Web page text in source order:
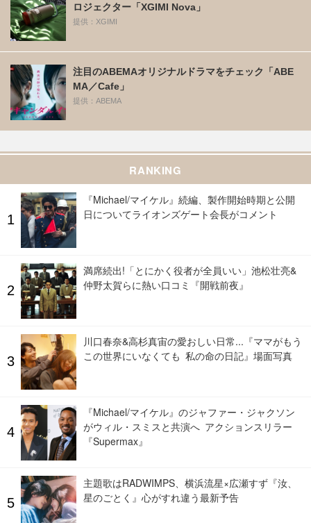
ロジェクター「XGIMI Nova」
提供：XGIMI
注目のABEMAオリジナルドラマをチェック「ABE
MA／Cafe」
提供：ABEMA
RANKING
『Michael/マイケル』続編、製作開始時期と公開
日についてライオンズゲート会長がコメント
満席続出!「とにかく役者が全員いい」池松壮亮&
仲野太賀らに熱い口コミ『開戦前夜』
川口春奈&高杉真宙の愛おしい日常...『ママがもう
この世界にいなくても 私の命の日記』場面写真
『Michael/マイケル』のジャファー・ジャクソン
がウィル・スミスと共演へ アクションスリラー
『Supermax』
主題歌はRADWIMPS、横浜流星×広瀬すず『汝、
星のごとく』心がすれ違う最新予告